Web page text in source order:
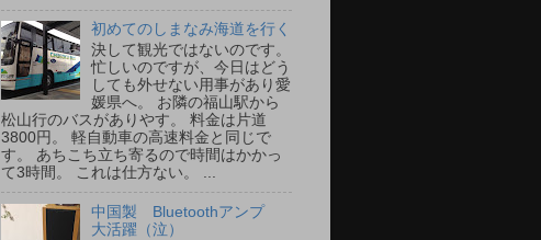
初めてのしまなみ海道を行く
決して観光ではないのです。
忙しいのですが、今日はどう
しても外せない用事があり愛
媛県へ。 お隣の福山駅から
松山行のバスがありやす。 料金は片道
3800円。 軽自動車の高速料金と同じで
す。 あちこち立ち寄るので時間はかかっ
て3時間。 これは仕方ない。 ...
中国製 Bluetoothアンプ
大活躍（泣）